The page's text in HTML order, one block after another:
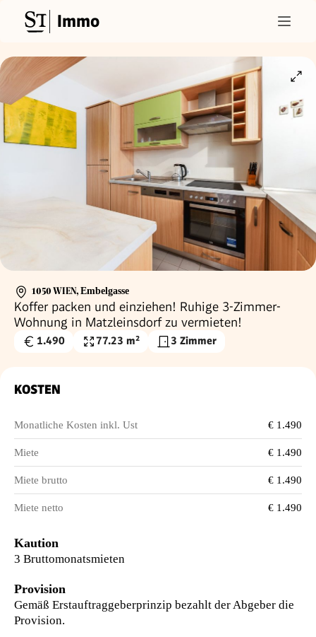
Immo
1050 WIEN, Embelgasse
Koffer packen und einziehen! Ruhige 3-Zimmer-
Wohnung in Matzleinsdorf zu vermieten!
Gesamtmiete
1.490
Nutzfläche
77.23 m² 3 Zimmer
KOSTEN
Monatliche Kosten inkl. Ust € 1.490
Miete € 1.490
Miete brutto € 1.490
Miete netto € 1.490
Kaution
3 Bruttomonatsmieten
Provision
Gemäß Erstauftraggeberprinzip bezahlt der Abgeber die
Provision.